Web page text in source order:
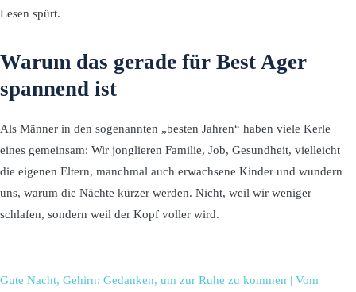
Lesen spürt.
Warum das gerade für Best Ager
spannend ist
Als Männer in den sogenannten „besten Jahren“ haben viele Kerle
eines gemeinsam: Wir jonglieren Familie, Job, Gesundheit, vielleicht
die eigenen Eltern, manchmal auch erwachsene Kinder und wundern
uns, warum die Nächte kürzer werden. Nicht, weil wir weniger
schlafen, sondern weil der Kopf voller wird.
Gute Nacht, Gehirn: Gedanken, um zur Ruhe zu kommen | Vom